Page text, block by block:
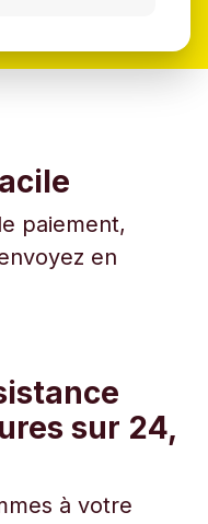
paiement,
en
sur 24,
à votre